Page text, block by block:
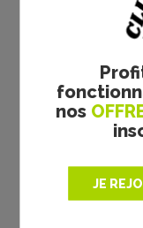
nos
JE